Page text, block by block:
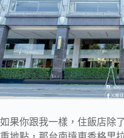
如果你跟我一樣，住飯店除